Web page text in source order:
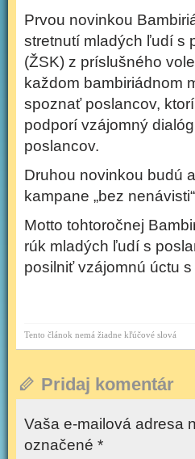
Prvou novinkou
stretnutí mladých ľudí s
(ŽSK) z príslušného
každom bambiriádnom
spoznať poslancov,
podporí vzájomný
poslancov.
Druhou novinkou budú
kampane „bez
Motto tohtoročnej
rúk mladých ľudí s
posilniť vzájomnú úctu
Tento článok nemá žiadne kľúčové slová
Pridaj komentár
Vaša e-mailová adresa
označené *